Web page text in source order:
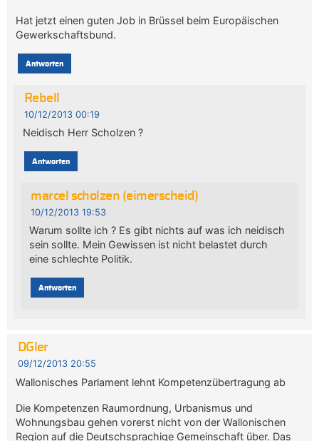
Hat jetzt einen guten Job in Brüssel beim Europäischen
Gewerkschaftsbund.
Antworten
Rebell
10/12/2013 00:19
Neidisch Herr Scholzen ?
Antworten
marcel scholzen (eimerscheid)
10/12/2013 19:53
Warum sollte ich ? Es gibt nichts auf was ich neidisch
sein sollte. Mein Gewissen ist nicht belastet durch
eine schlechte Politik.
Antworten
DGler
09/12/2013 20:55
Wallonisches Parlament lehnt Kompetenzübertragung ab
Die Kompetenzen Raumordnung, Urbanismus und
Wohnungsbau gehen vorerst nicht von der Wallonischen
Region auf die Deutschsprachige Gemeinschaft über. Das